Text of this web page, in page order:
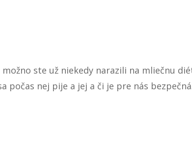
ste už niekedy narazili na mliečnu
počas nej pije a jej a či je pre nás